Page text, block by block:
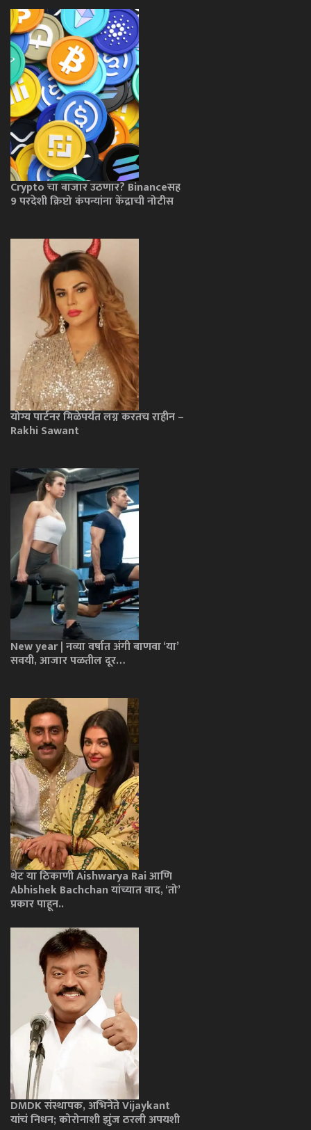
Crypto चा बाजार उठणार? Binanceसह
9 परदेशी क्रिप्टो कंपन्यांना केंद्राची नोटीस
योग्य पार्टनर मिळेपर्यंत लग्न करतच राहीन –
Rakhi Sawant
New year | नव्या वर्षात अंगी बाणवा ‘या’
सवयी, आजार पळतील दूर…
थेट या ठिकाणी Aishwarya Rai आणि
Abhishek Bachchan यांच्यात वाद, ‘तो’
प्रकार पाहून..
DMDK संस्थापक, अभिनेते Vijaykant
यांचं निधन; कोरोनाशी झुंज ठरली अपयशी